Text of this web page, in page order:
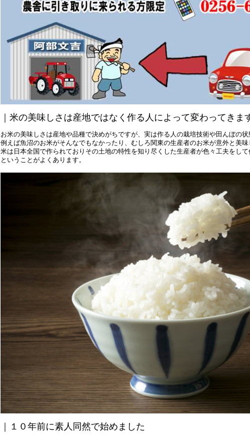
｜米の美味しさは産地ではなく作る人によって変わってきま
お米の美味しさは産地や品種で決めがちですが、実は作る人の栽培技術や田んぼの状
例えば魚沼のお米がそんなでもなかったり、むしろ関東の生産者のお米が意外と美味
米は日本全国で作られておりその土地の特性を知り尽くした生産者が色々工夫をし
ということがよくあります。
｜１０年前に素人同然で始めました